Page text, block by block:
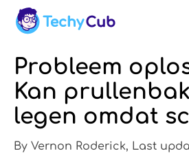
Probleem
Kan
legen omdat
By Vernon Roderick, Last